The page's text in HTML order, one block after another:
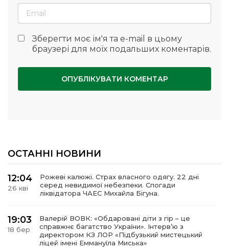
Зберегти моє ім'я та e-mail в цьому
браузері для моїх подальших коментарів.
ОСТАННІ НОВИНИ
12:04
26 кві
Рожеві калюжі. Страх власного одягу. 22 дні
серед невидимої небезпеки. Спогади
ліквідатора ЧАЕС Михайла Бігуна.
19:03
18 бер
Валерій ВОВК: «Обдаровані діти з гір – це
справжнє багатство України». Інтервʼю з
директором КЗ ЛОР «Підбузький мистецький
ліцей імені Еммануїла Миська»